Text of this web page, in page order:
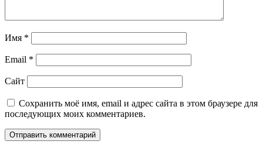
Имя *
Email *
Сайт
Сохранить моё имя, email и адрес сайта в этом браузере для
последующих моих комментариев.